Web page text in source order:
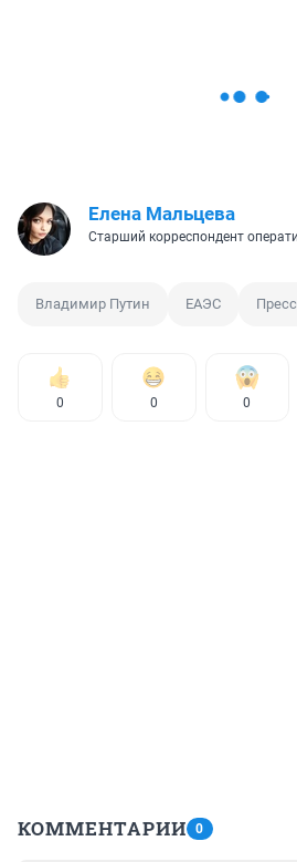
Елена Мальцева
Старший корреспондент
Владимир Путин ЕАЭС
0 0 0
КОММЕНТАРИИ 0